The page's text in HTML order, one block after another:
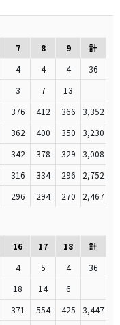
7 8 9
計
4 4 4
36
3 7
13
376 412 366
3,352
362 400 350
3,230
342 378 329
3,008
316 334 296
2,752
296 294 270 2,467
16 17 18
計
4 5 4
36
18 14
6
371 554 425
3,447